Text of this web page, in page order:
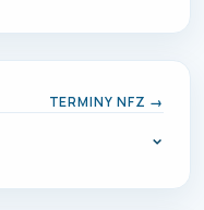
TERMINY NFZ →